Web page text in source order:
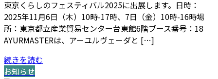
東京くらしのフェスティバル2025に出展します。日時：
2025年11月6日（木）10時-17時、7日（金）10時-16時場
所：東京都立産業貿易センター台東館6階ブース番号：18
AYURMASTERは、アーユルヴェーダと […]
続きを読む
お知らせ